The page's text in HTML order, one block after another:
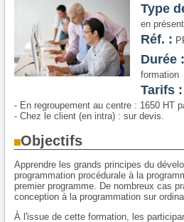
Type
en
Réf. :
Durée :
formation
Tarifs :
- En regroupement au centre : 1650 HT
- Chez le client (en intra) : sur devis.
Objectifs
Apprendre les grands principes du
programmation procédurale à la
premier programme. De nombreux cas
conception à la programmation sur
À l'issue de cette formation, les